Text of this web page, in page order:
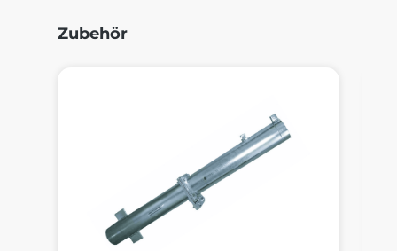
Produktgalerie überspringen
Zubehör